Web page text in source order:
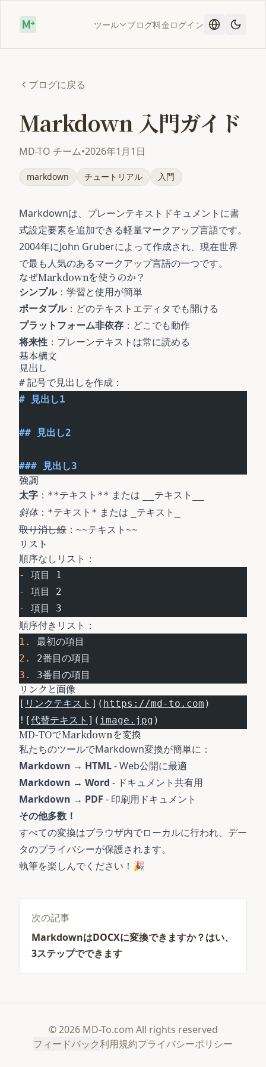
ツール ブログ料金ログイン
ブログに戻る
Markdown 入門ガイド
MD-TO チーム•2026年1月1日
markdown チュートリアル 入門
Markdownは、プレーンテキストドキュメントに書
式設定要素を追加できる軽量マークアップ言語です。
2004年にJohn Gruberによって作成され、現在世界
で最も人気のあるマークアップ言語の一つです。
なぜMarkdownを使うのか？
シンプル：学習と使用が簡単
ポータブル：どのテキストエディタでも開ける
プラットフォーム非依存 ：どこでも動作
将来性 ：プレーンテキストは常に読める
基本構文
見出し
# 記号で見出しを作成：
# 見出し1
## 見出し2
### 見出し3
強調
太字 ： **テキスト** または __テキスト__
斜体： *テキスト* または _テキスト_
取り消し線 ： ~~テキスト~~
リスト
順序なしリスト：
-
項目 1
-
項目 2
-
項目 3
順序付きリスト：
1.
最初の項目
2.
2番目の項目
3.
3番目の項目
リンクと画像
[ リンクテキスト ]( https://md-to.com )
![代替テキスト ]( image.jpg )
MD-TOでMarkdownを変換
私たちのツールでMarkdown変換が簡単に：
Markdown → HTML- Web公開に最適
Markdown → Word - ドキュメント共有用
Markdown → PDF - 印刷用ドキュメント
その他多数！
すべての変換はブラウザ内でローカルに行われ、デー
タのプライバシーが保護されます。
執筆を楽しんでください！🎉
次の記事
MarkdownはDOCXに変換できますか？はい、
3ステップでできます
© 2026 MD-To.com All rights reserved
フィードバック利用規約プライバシーポリシー